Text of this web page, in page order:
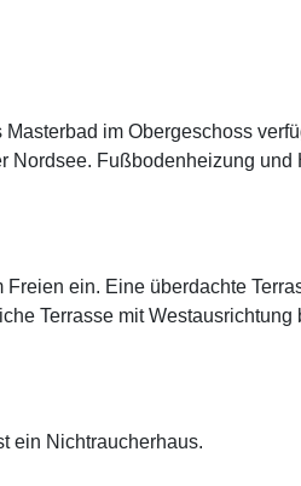
im Obergeschoss
Nordsee. Fußbodenheizung und
ein. Eine überdachte
Terrasse mit Westausrichtung
ein Nichtraucherhaus.